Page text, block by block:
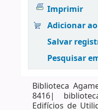
Imprimir
Adicionar
Salvar
Pesquisar
Biblioteca
8416|
Edifícios de